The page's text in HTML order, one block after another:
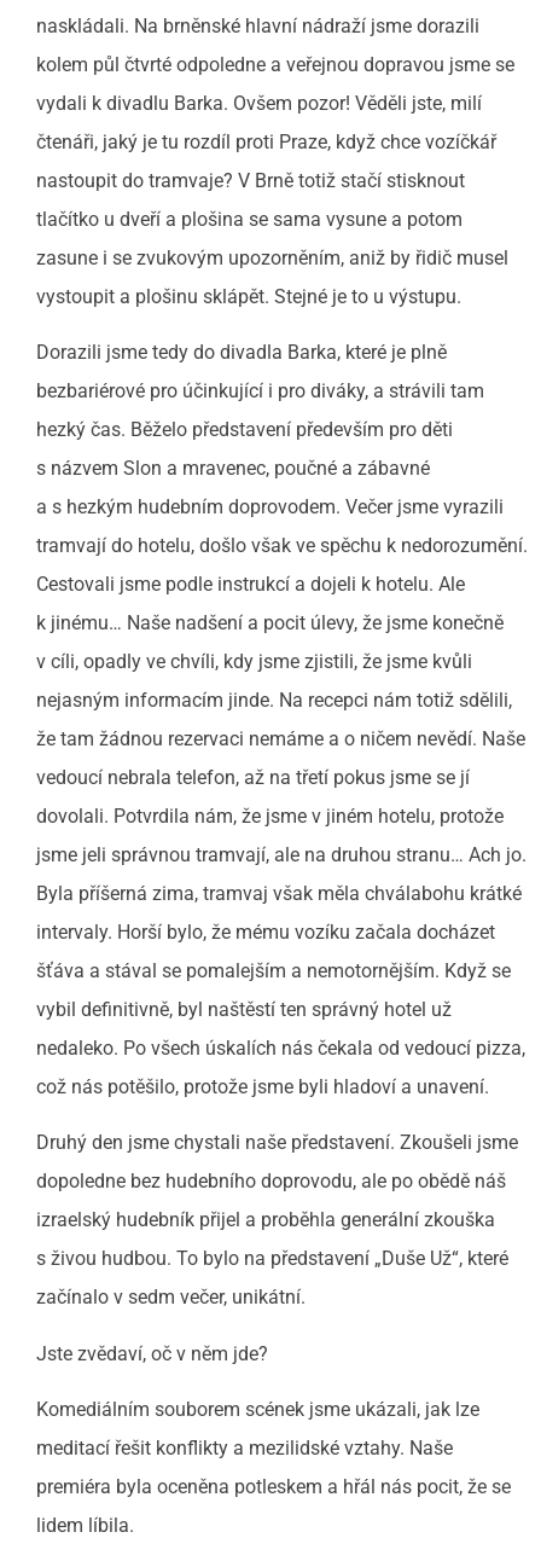
naskládali. Na brněnské hlavní nádraží jsme dorazili
kolem půl čtvrté odpoledne a veřejnou dopravou jsme se
vydali k divadlu Barka. Ovšem pozor! Věděli jste, milí
čtenáři, jaký je tu rozdíl proti Praze, když chce vozíčkář
nastoupit do tramvaje? V Brně totiž stačí stisknout
tlačítko u dveří a plošina se sama vysune a potom
zasune i se zvukovým upozorněním, aniž by řidič musel
vystoupit a plošinu sklápět. Stejné je to u výstupu.
Dorazili jsme tedy do divadla Barka, které je plně
bezbariérové pro účinkující i pro diváky, a strávili tam
hezký čas. Běželo představení především pro děti
s názvem Slon a mravenec, poučné a zábavné
a s hezkým hudebním doprovodem. Večer jsme vyrazili
tramvají do hotelu, došlo však ve spěchu k nedorozumění.
Cestovali jsme podle instrukcí a dojeli k hotelu. Ale
k jinému… Naše nadšení a pocit úlevy, že jsme konečně
v cíli, opadly ve chvíli, kdy jsme zjistili, že jsme kvůli
nejasným informacím jinde. Na recepci nám totiž sdělili,
že tam žádnou rezervaci nemáme a o ničem nevědí. Naše
vedoucí nebrala telefon, až na třetí pokus jsme se jí
dovolali. Potvrdila nám, že jsme v jiném hotelu, protože
jsme jeli správnou tramvají, ale na druhou stranu… Ach jo.
Byla příšerná zima, tramvaj však měla chválabohu krátké
intervaly. Horší bylo, že mému vozíku začala docházet
šťáva a stával se pomalejším a nemotornějším. Když se
vybil definitivně, byl naštěstí ten správný hotel už
nedaleko. Po všech úskalích nás čekala od vedoucí pizza,
což nás potěšilo, protože jsme byli hladoví a unavení.
Druhý den jsme chystali naše představení. Zkoušeli jsme
dopoledne bez hudebního doprovodu, ale po obědě náš
izraelský hudebník přijel a proběhla generální zkouška
s živou hudbou. To bylo na představení „Duše Už“, které
začínalo v sedm večer, unikátní.
Jste zvědaví, oč v něm jde?
Komediálním souborem scének jsme ukázali, jak lze
meditací řešit konflikty a mezilidské vztahy. Naše
premiéra byla oceněna potleskem a hřál nás pocit, že se
lidem líbila.